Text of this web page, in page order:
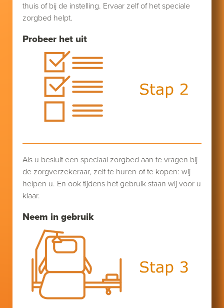
Probeer het uit
thuis of bij de instelling. Ervaar zelf of het speciale
zorgbed helpt.
Neem in gebruik
Als u besluit een speciaal zorgbed aan te vragen bij
de zorgverzekeraar, zelf te huren of te kopen: wij
helpen u. En ook tijdens het gebruik staan wij voor u
klaar.